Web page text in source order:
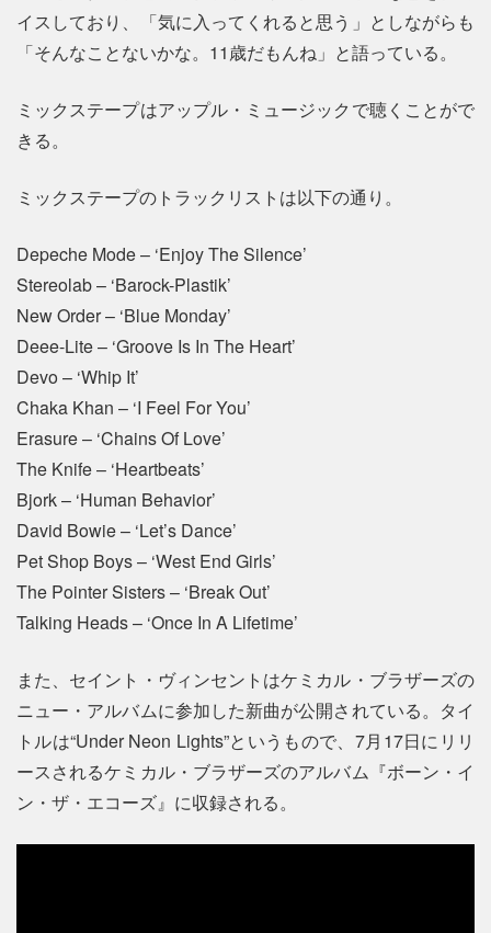
イスしており、「気に入ってくれると思う」としながらも
「そんなことないかな。11歳だもんね」と語っている。
ミックステープはアップル・ミュージックで聴くことがで
きる。
ミックステープのトラックリストは以下の通り。
Depeche Mode – ‘Enjoy The Silence’
Stereolab – ‘Barock-Plastik’
New Order – ‘Blue Monday’
Deee-Lite – ‘Groove Is In The Heart’
Devo – ‘Whip It’
Chaka Khan – ‘I Feel For You’
Erasure – ‘Chains Of Love’
The Knife – ‘Heartbeats’
Bjork – ‘Human Behavior’
David Bowie – ‘Let’s Dance’
Pet Shop Boys – ‘West End Girls’
The Pointer Sisters – ‘Break Out’
Talking Heads – ‘Once In A Lifetime’
また、セイント・ヴィンセントはケミカル・ブラザーズの
ニュー・アルバムに参加した新曲が公開されている。タイ
トルは“Under Neon Lights”というもので、7月17日にリリ
ースされるケミカル・ブラザーズのアルバム『ボーン・イ
ン・ザ・エコーズ』に収録される。